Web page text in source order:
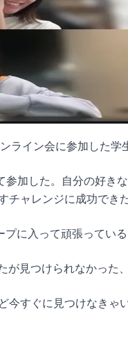
ライン会に参加した学
加した。自分の好き
チャレンジに成功できた
に入って頑張ってい
が見つけられなかった
今すぐに見つけなき